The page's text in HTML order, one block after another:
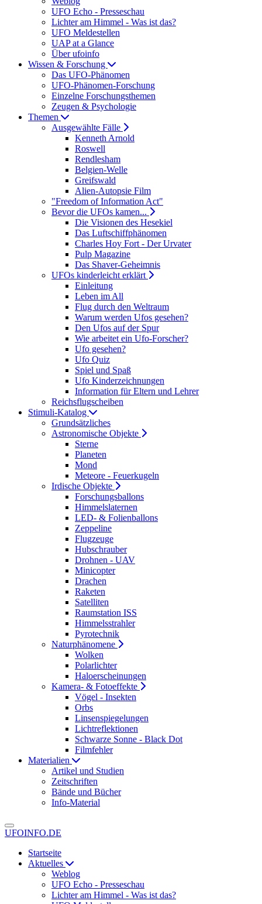
UFO Echo - Presseschau
Lichter am Himmel - Was ist das?
UFO Meldestellen
UAP at a Glance
Über ufoinfo
Wissen & Forschung
Das UFO-Phänomen
UFO-Phänomen-Forschung
Einzelne Forschungsthemen
Zeugen & Psychologie
Themen
Ausgewählte Fälle
Kenneth Arnold
Roswell
Rendlesham
Belgien-Welle
Greifswald
Alien-Autopsie Film
"Freedom of Information Act"
Bevor die UFOs kamen...
Die Visionen des Hesekiel
Das Luftschiffphänomen
Charles Hoy Fort - Der Urvater
Pulp Magazine
Das Shaver-Geheimnis
UFOs kinderleicht erklärt
Einleitung
Leben im All
Flug durch den Weltraum
Warum werden Ufos gesehen?
Den Ufos auf der Spur
Wie arbeitet ein Ufo-Forscher?
Ufo gesehen?
Ufo Quiz
Spiel und Spaß
Ufo Kinderzeichnungen
Information für Eltern und Lehrer
Reichsflugscheiben
Stimuli-Katalog
Grundsätzliches
Astronomische Objekte
Sterne
Planeten
Mond
Meteore - Feuerkugeln
Irdische Objekte
Forschungsballons
Himmelslaternen
LED- & Folienballons
Zeppeline
Flugzeuge
Hubschrauber
Drohnen - UAV
Minicopter
Drachen
Raketen
Satelliten
Raumstation ISS
Himmelsstrahler
Pyrotechnik
Naturphänomene
Wolken
Polarlichter
Haloerscheinungen
Kamera- & Fotoeffekte
Vögel - Insekten
Orbs
Linsenspiegelungen
Lichtreflektionen
Schwarze Sonne - Black Dot
Filmfehler
Materialien
Artikel und Studien
Zeitschriften
Bände und Bücher
Info-Material
UFOINFO.DE
Startseite
Aktuelles
Weblog
UFO Echo - Presseschau
Lichter am Himmel - Was ist das?